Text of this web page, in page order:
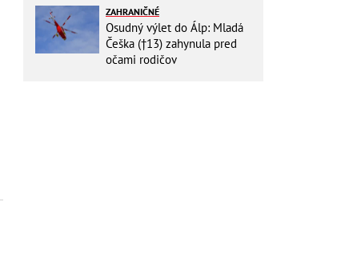
ZAHRANIČNÉ
Osudný výlet do Álp: Mladá
Češka (†13) zahynula pred
očami rodičov